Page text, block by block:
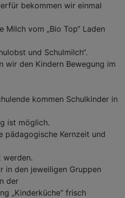
bekommen wir einmal
Milch vom „Bio Top“ Laden
und Schulmilch“.
wir den Kindern Bewegung im
kommen Schulkinder in
ist möglich.
pädagogische Kernzeit und
werden.
in den jeweiligen Gruppen
der
„Kinderküche“ frisch